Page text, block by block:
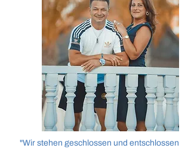
"Wir stehen geschlossen und entschlossen